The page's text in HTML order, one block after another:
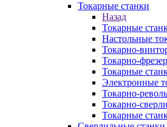
Токарные станки
Назад
Токарные
Настольные
Токарно-
Токарно-
Токарные
Электронные
Токарно-
Токарно-
Токарные